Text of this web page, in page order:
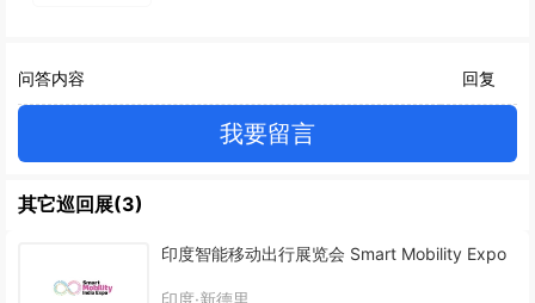
问答内容 回复
我要留言
其它巡回展(3)
印度智能移动出行展览会 Smart Mobility Expo
印度·新德里